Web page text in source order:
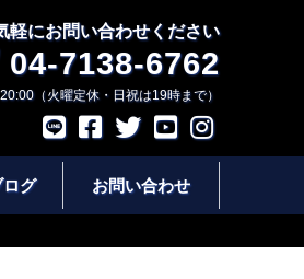
軽にお問い合わせください
04-7138-6762
（火曜定休・日祝は19時まで）
ログ お問い合わせ